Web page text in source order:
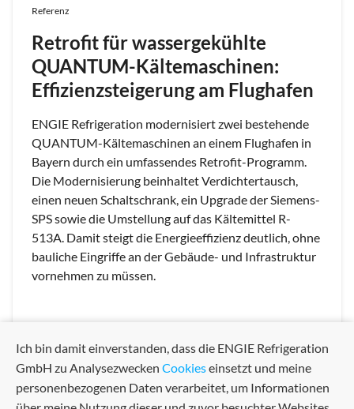
Referenz
Retrofit für wassergekühlte
QUANTUM-Kältemaschinen:
Effizienzsteigerung am Flughafen
ENGIE Refrigeration modernisiert zwei bestehende
QUANTUM-Kältemaschinen an einem Flughafen in
Bayern durch ein umfassendes Retrofit-Programm.
Die Modernisierung beinhaltet Verdichtertausch,
einen neuen Schaltschrank, ein Upgrade der Siemens-
SPS sowie die Umstellung auf das Kältemittel R-
513A. Damit steigt die Energieeffizienz deutlich, ohne
bauliche Eingriffe an der Gebäude- und Infrastruktur
vornehmen zu müssen.
arrow_back
Ich bin damit einverstanden, dass die ENGIE Refrigeration
GmbH zu Analysezwecken Cookieseinsetzt und meine
personenbezogenen Daten verarbeitet, um Informationen